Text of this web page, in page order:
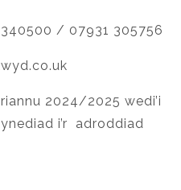
/ 07931 305756
2024/2025 wedi’i
i’r adroddiad